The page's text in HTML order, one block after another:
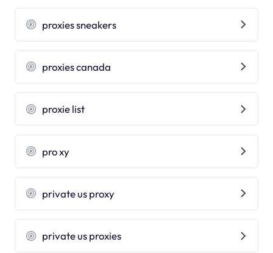
proxies sneakers
proxies canada
proxie list
pro xy
private us proxy
private us proxies